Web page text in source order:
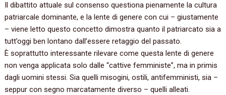
Il dibattito attuale sul consenso questiona pienamente la cultura
patriarcale dominante, e la lente di genere con cui – giustamente
– viene letto questo concetto dimostra quanto il patriarcato sia a
tutt’oggi ben lontano dall’essere retaggio del passato.
È soprattutto interessante rilevare come questa lente di genere
non venga applicata solo dalle “cattive femministe”, ma in primis
dagli uomini stessi. Sia quelli misogini, ostili, antifemministi, sia –
seppur con segno marcatamente diverso – quelli alleati.